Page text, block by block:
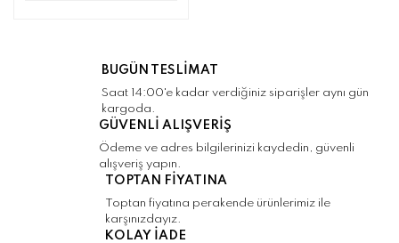
BUGÜN TESLİMAT
Saat 14:00'e kadar verdiğiniz siparişler aynı gün
kargoda.
GÜVENLİ ALIŞVERİŞ
Ödeme ve adres bilgilerinizi kaydedin, güvenli
alışveriş yapın.
TOPTAN FİYATINA
Toptan fiyatına perakende ürünlerimiz ile
karşınızdayız.
KOLAY İADE